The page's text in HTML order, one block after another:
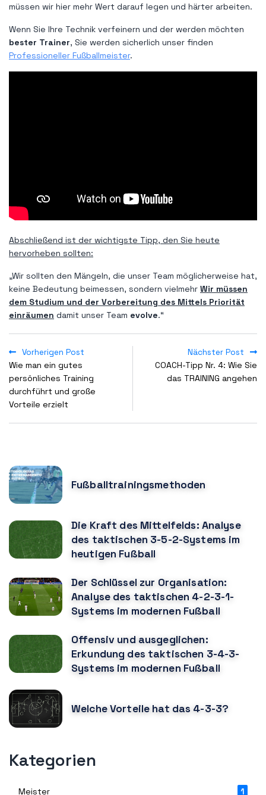
müssen wir hier mehr Wert darauf legen und härter arbeiten.
Wenn Sie Ihre Technik verfeinern und der werden möchten
bester Trainer, Sie werden sicherlich unser finden
Professioneller Fußballmeister.
Abschließend ist der wichtigste Tipp, den Sie heute
hervorheben sollten:
„Wir sollten den Mängeln, die unser Team möglicherweise hat,
keine Bedeutung beimessen, sondern vielmehr Wir müssen
dem Studium und der Vorbereitung des Mittels Priorität
einräumen damit unser Team evolve.“
Vorherigen Post
Wie man ein gutes
persönliches Training
durchführt und große
Vorteile erzielt
Nächster Post
COACH-Tipp Nr. 4: Wie Sie
das TRAINING angehen
Fußballtrainingsmethoden
Die Kraft des Mittelfelds: Analyse
des taktischen 3-5-2-Systems im
heutigen Fußball
Der Schlüssel zur Organisation:
Analyse des taktischen 4-2-3-1-
Systems im modernen Fußball
Offensiv und ausgeglichen:
Erkundung des taktischen 3-4-3-
Systems im modernen Fußball
Welche Vorteile hat das 4-3-3?
Kategorien
Meister 1